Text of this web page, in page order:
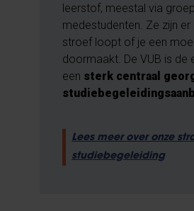
leerstof, meestal via
medestudenten. Ze zijn
stroef loopt of je een
doormaakt. De VUB is de
een sterk centraal
Lees meer over onze
studiebegeleiding